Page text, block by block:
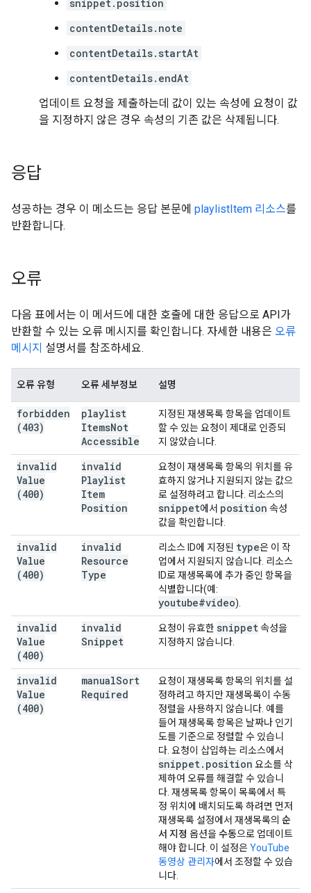
snippet.position
contentDetails.note
contentDetails.startAt
contentDetails.endAt
업데이트 요청을 제출하는데 값이 있는 속성에 요청이 값
을 지정하지 않은 경우 속성의 기존 값은 삭제됩니다.
응답
성공하는 경우 이 메소드는 응답 본문에 playlistItem 리소스를
반환합니다.
오류
다음 표에서는 이 메서드에 대한 호출에 대한 응답으로 API가
반환할 수 있는 오류 메시지를 확인합니다. 자세한 내용은 오류
메시지 설명서를 참조하세요.
오류 유형 오류 세부정보 설명
forbidden
(403)
playlist
ItemsNot
Accessible
지정된 재생목록 항목을 업데이트
할 수 있는 요청이 제대로 인증되
지 않았습니다.
invalid
Value
(400)
invalid
Playlist
Item
Position
요청이 재생목록 항목의 위치를 유
효하지 않거나 지원되지 않는 값으
로 설정하려고 합니다. 리소스의
snippet에서 position 속성
값을 확인합니다.
invalid
Value
(400)
invalid
Resource
Type
리소스 ID에 지정된 type은 이 작
업에서 지원되지 않습니다. 리소스
ID로 재생목록에 추가 중인 항목을
식별합니다(예:
youtube#video).
invalid
Value
(400)
invalid
Snippet
요청이 유효한 snippet속성을
지정하지 않습니다.
invalid
Value
(400)
manualSort
Required
요청이 재생목록 항목의 위치를 설
정하려고 하지만 재생목록이 수동
정렬을 사용하지 않습니다. 예를
들어 재생목록 항목은 날짜나 인기
도를 기준으로 정렬할 수 있습니
다. 요청이 삽입하는 리소스에서
snippet. position 요소를 삭
제하여 오류를 해결할 수 있습니
다. 재생목록 항목이 목록에서 특
정 위치에 배치되도록 하려면 먼저
재생목록 설정에서 재생목록의 순
서 지정 옵션을수동으로 업데이트
해야 합니다. 이 설정은YouTube
동영상 관리자에서 조정할 수 있습
니다.